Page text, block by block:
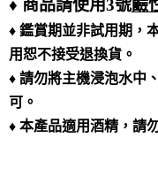
♦ 商品請使用3號鹼
♦ 鑑賞期並非試用期，
用恕不接受退換貨。
♦ 請勿將主機浸泡水中、
可。
♦ 本產品適用酒精，請